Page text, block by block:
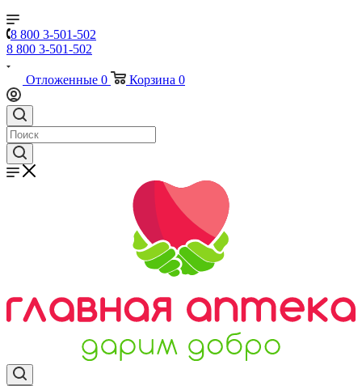
8 800 3-501-502
8 800 3-501-502
Отложенные 0 Корзина 0